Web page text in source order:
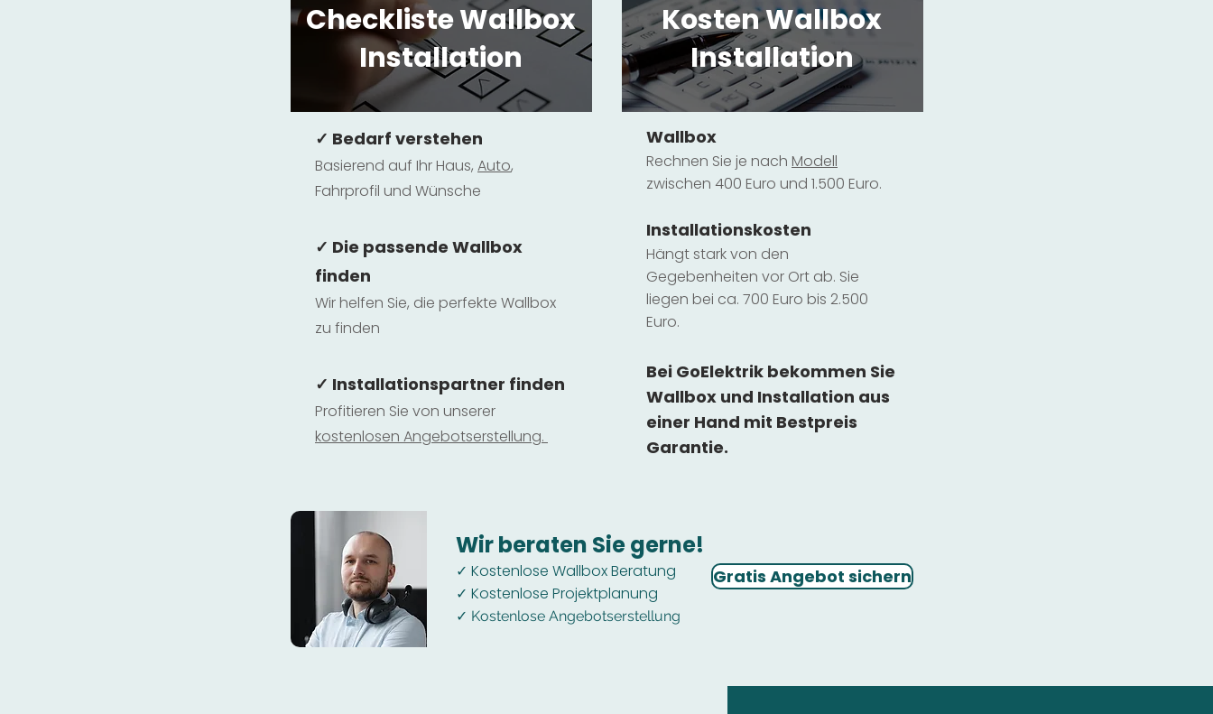
Checkliste Wallbox
Installation
✓ Bedarf verstehen
Basierend auf Ihr Haus, Auto,
Fahrprofil und Wünsche
✓ Die passende Wallbox
finden
Wir helfen Sie, die perfekte Wallbox
zu finden
✓ Installationspartner finden
Profitieren Sie von unserer
kostenlosen Angebotserstellung.
Kosten Wallbox
Installation
Wallbox
Rechnen Sie je nach Modell
zwischen 400 Euro und 1.500 Euro.
Installationskosten
Hängt stark von den
Gegebenheiten vor Ort ab. Sie
liegen bei ca. 700 Euro bis 2.500
Euro.
Bei GoElektrik bekommen Sie
Wallbox und Installation aus
einer Hand mit Bestpreis
Garantie.
Wir beraten Sie gerne!
✓ Kostenlose Wallbox Beratung
✓ Kostenlose Projektplanung
✓ Kostenlose Angebotserstellung
Gratis Angebot sichern